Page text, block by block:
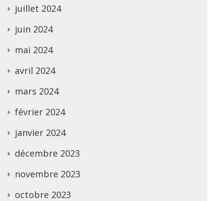
juillet 2024
juin 2024
mai 2024
avril 2024
mars 2024
février 2024
janvier 2024
décembre 2023
novembre 2023
octobre 2023